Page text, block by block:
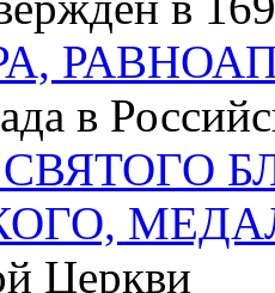
в
Церкви